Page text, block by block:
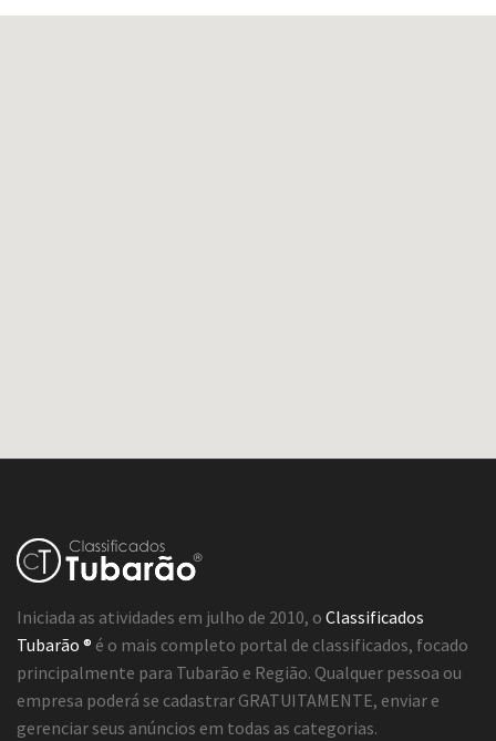
Iniciada as atividades em julho de 2010, o Classificados
Tubarão ® é o mais completo portal de classificados, focado
principalmente para Tubarão e Região. Qualquer pessoa ou
empresa poderá se cadastrar GRATUITAMENTE, enviar e
gerenciar seus anúncios em todas as categorias.